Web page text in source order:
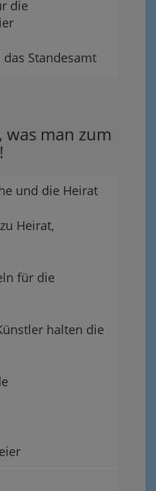
die
Standesamt
was man zum
und die Heirat
Heirat,
für die
halten die